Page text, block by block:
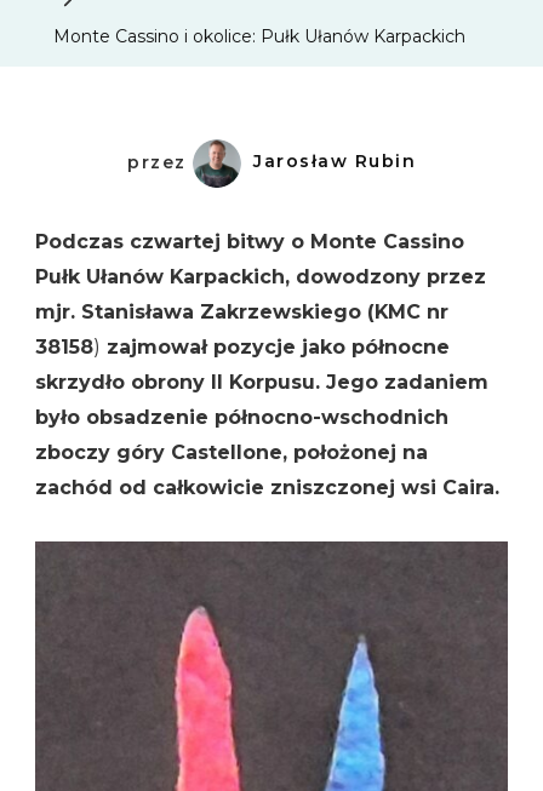
Monte Cassino i okolice: Pułk Ułanów Karpackich
przez Jarosław Rubin
Podczas czwartej bitwy o Monte Cassino
Pułk Ułanów Karpackich, dowodzony przez
mjr. Stanisława Zakrzewskiego (KMC nr
38158) zajmował pozycje jako północne
skrzydło obrony II Korpusu. Jego zadaniem
było obsadzenie północno-wschodnich
zboczy góry Castellone, położonej na
zachód od całkowicie zniszczonej wsi Caira.